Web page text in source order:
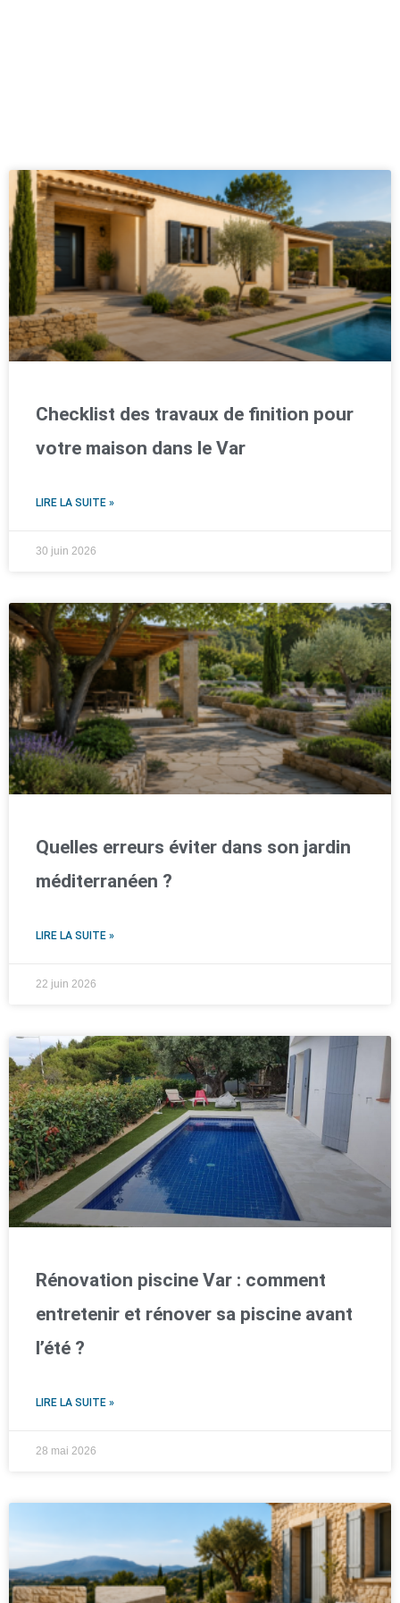
Checklist des travaux de finition pour
votre maison dans le Var
LIRE LA SUITE »
30 juin 2026
Quelles erreurs éviter dans son jardin
méditerranéen ?
LIRE LA SUITE »
22 juin 2026
Rénovation piscine Var : comment
entretenir et rénover sa piscine avant
l’été ?
LIRE LA SUITE »
28 mai 2026